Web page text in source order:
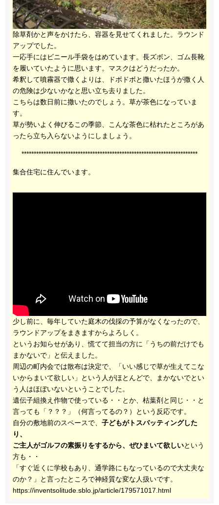
除草剤かと声をかけたら、容器を見せてくれました。ラウンド
アップでした。
一応手にはビニール手袋をはめています。長ズボン、ゴム長靴
を履いていたように思います。マスクはどうだったか。
希釈して噴霧器で撒くよりは、ドボドボと撒いたほうが撒く人
の危険は少ないかなと思い立ち去りました。
こちらは数日前に撒いたのでしょう。草が茶色になっていま
す。
草が勢いよく伸びるこの季節、こんな茶色に枯れたところがあ
ったら立ち入らないようにしましょう。
************************************************************************
集合住宅に住んでいます。
少し前に、毎年していた庭木の伐採の予算がなくなったので、
ラウンドアップをまきますからよろしく。
というお知らせがあり、慌てて担当の方に「うちの前だけでも
まかないで」と伝えました。
周辺の町内会では散布は決定で、「いい感じで草が生えてこな
いからまいて欲しい」という人がほとんどで、まかないでとい
う人はほぼいないということでした。
遺伝子組換え作物で使っている・・とか、枯葉剤と同じ・・と
言っても「？？？」（何言ってるの？）という反応です。
自分の敷地前のスペースで、 子どもがトスバッティングした
り、
ご主人がゴルフの素振りをするから、ぜひまいて欲しいという
方も・・
「すぐ近くに学校もあり、通学路にもなっているので大丈夫な
のか？」と言ったところで神経質な変な人扱いです。
https://inventsolitude.sblo.jp/article/179571017.html